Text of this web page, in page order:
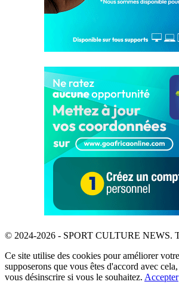
© 2024-2026 - SPORT CULTURE NEWS.
Ce site utilise des cookies pour améliorer
supposerons que vous êtes d'accord avec
vous désinscrire si vous le souhaitez. Accepter